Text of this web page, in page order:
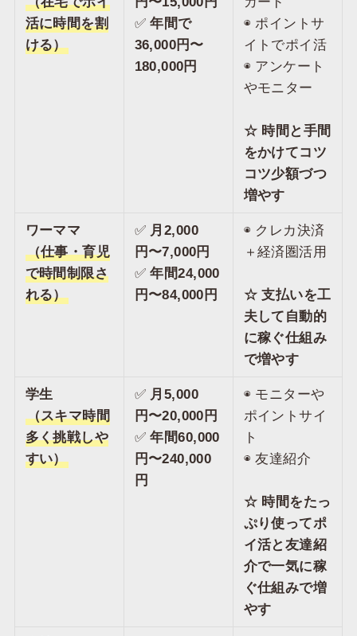
活に時間を割
ける）
✅️年間で
36,000円〜
180,000円
◉ ポイントサ
イトでポイ活
◉ アンケート
やモニター
☆ 時間と手間
をかけてコツ
コツ少額づつ
増やす
ワーママ
（仕事・育児
で時間制限さ
れる）
✅️ 月2,000
円〜7,000円
✅️年間24,000
円〜84,000円
◉ クレカ決済
＋経済圏活用
☆ 支払いを工
夫して自動的
に稼ぐ仕組み
で増やす
学生
（スキマ時間
多く挑戦しや
すい）
✅️ 月5,000
円〜20,000円
✅️年間60,000
円〜240,000
円
◉ モニターや
ポイントサイ
ト
◉ 友達紹介
☆ 時間をたっ
ぷり使ってポ
イ活と友達紹
介で一気に稼
ぐ仕組みで増
やす